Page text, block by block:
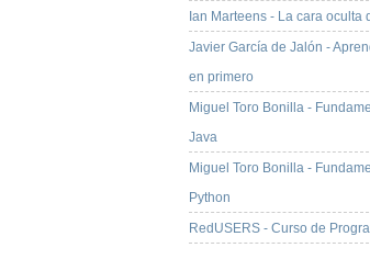
Ian Marteens - La cara oculta
Javier García de Jalón -
en primero
Miguel Toro Bonilla -
Java
Miguel Toro Bonilla -
Python
RedUSERS - Curso de